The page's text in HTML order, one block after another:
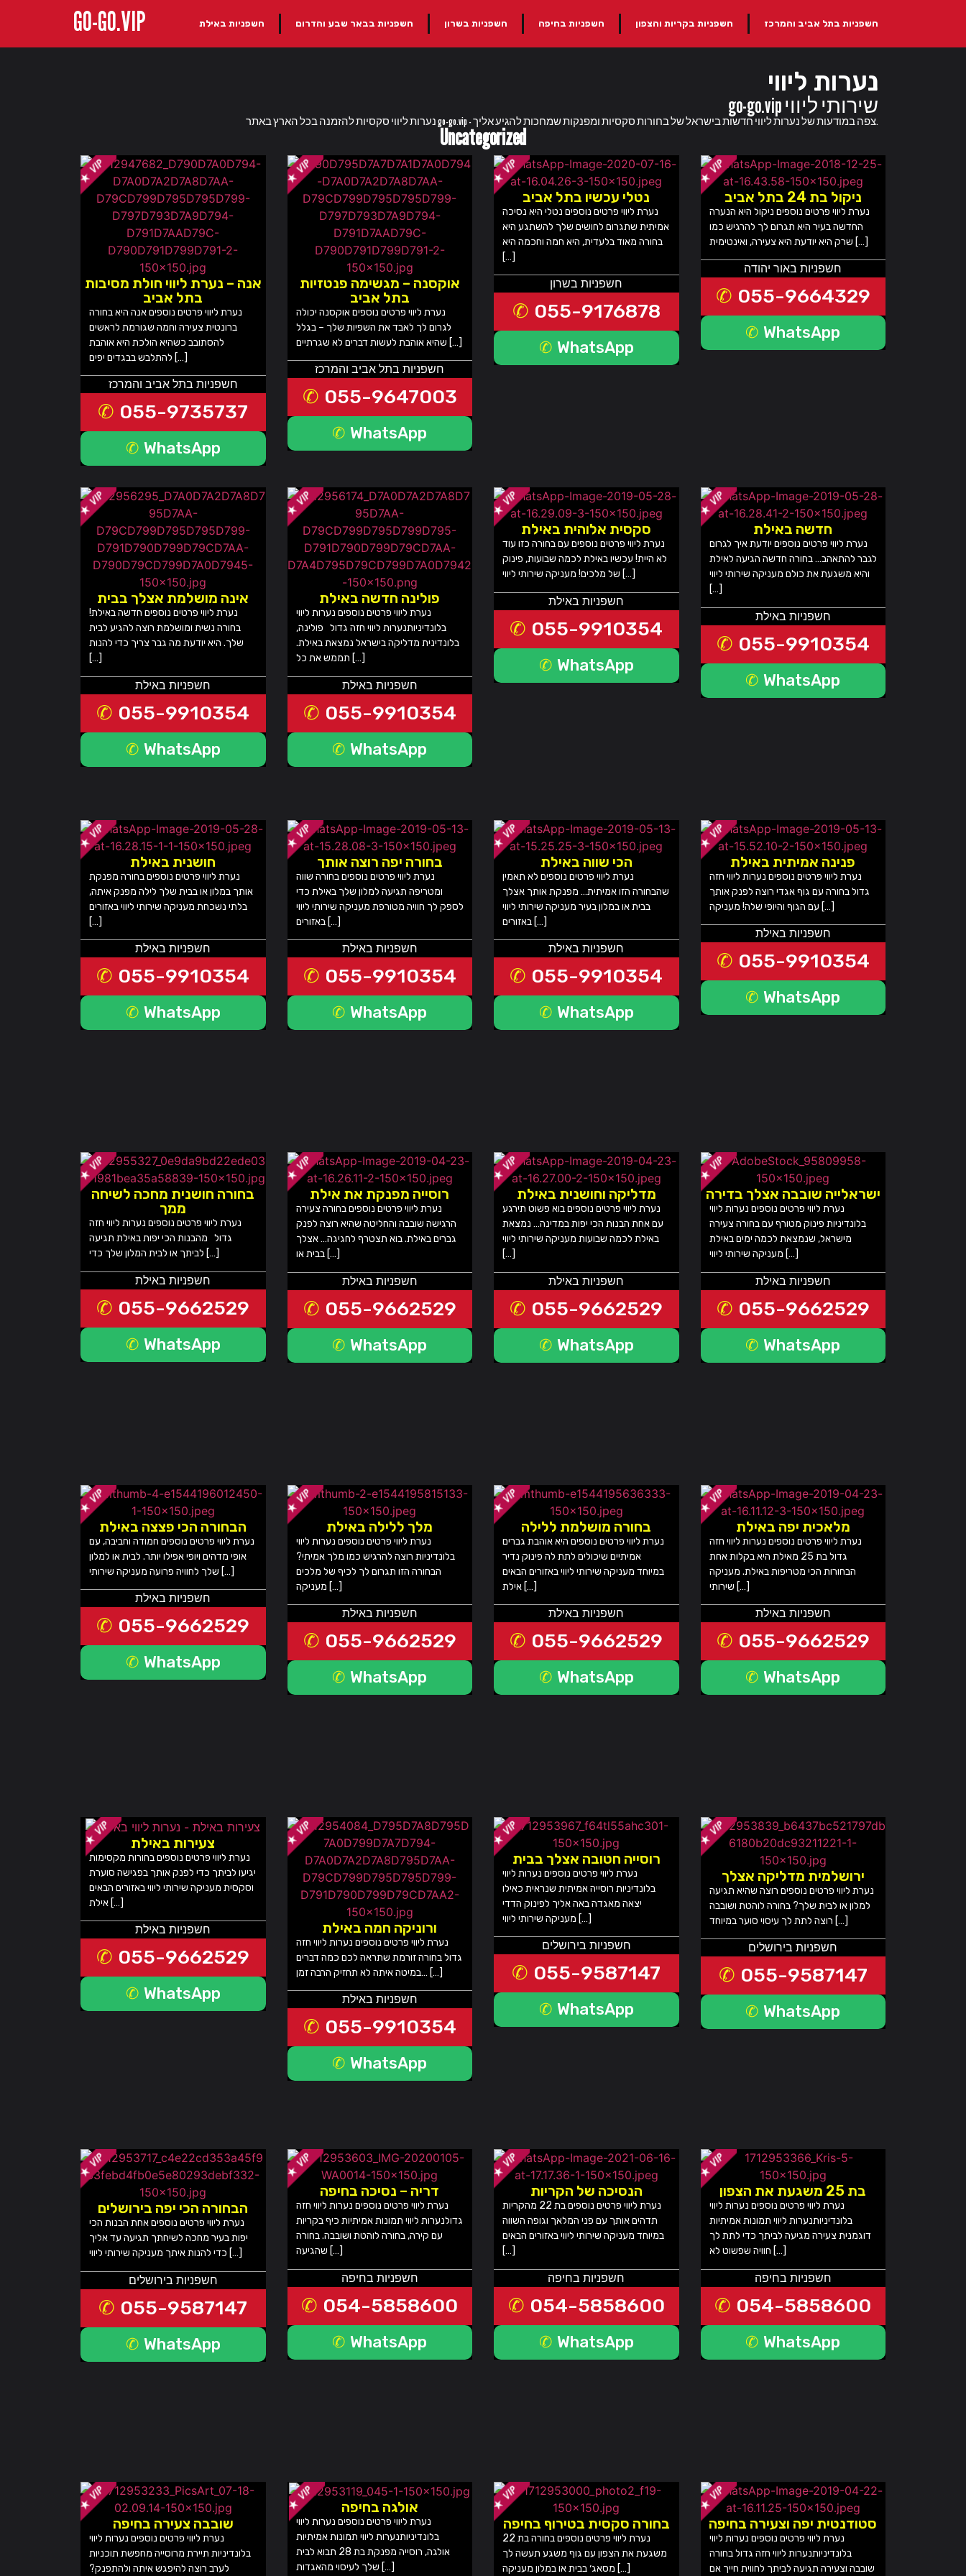
GO-GO.VIP חשפניות באילת חשפניות בבאר שבע והדרום חשפניות בשרון חשפניות בחיפה חשפניות בקריות והצפון חשפניות בתל אביב והמרכז
נערות ליווי
go-go.vip שירותי ליווי
נערות ליווי סקסיות להזמנה בכל הארץ באתר go-go.vip - צפה במודעות של נערות ליווי חדשות בישראל של בחורות סקסיות ומפנקות שמחכות להגיע אליך.
Uncategorized
אנה – נערת ליווי חולת מסיבות
בתל אביב
נערת ליווי פרטים נוספים אנה היא בחורה
ברונטית צעירה וחמה שגורמת לראשים
להסתובב כשהיא הולכת היא אוהבת
להתלבש בבגדים יפים […]
חשפניות בתל אביב והמרכז
055-9735737
WhatsApp
אוקסנה – מגשימה פנטזיות
בתל אביב
נערת ליווי פרטים נוספים אוקסנה יכולה
לגרום לך לאבד את השפיות שלך – בגלל
שהיא אוהבת לעשות דברים לא שגרתיים […]
חשפניות בתל אביב והמרכז
055-9647003
WhatsApp
נטלי עכשיו בתל אביב
נערת ליווי פרטים נוספים נטלי היא נסיכה
אמיתית שתגרום לחושים שלך להשתגע היא
בחורה מאוד בלעדית, היא חמה וחכמה היא
[…]
חשפניות בשרון
055-9176878
WhatsApp
ניקול בת 24 בתל אביב
נערת ליווי פרטים נוספים ניקול היא הנערה
החדשה בעיר היא תגרום לך להרגיש כמו
שרק היא יודעת היא צעירה, ואינטימית […]
חשפניות באור יהודה
055-9664329
WhatsApp
אינה מושלמת אצלך בבית
נערת ליווי פרטים נוספים חדשה באילת!
בחורה נשית ומושלמת רוצה להגיע לבית
שלך. היא יודעת מה גבר צריך כדי להנות
[…]
חשפניות באילת
055-9910354
WhatsApp
פולינה חדשה באילת
נערת ליווי פרטים נוספים נערות ליווי
בלונדיניותנערות ליווי חזה גדול פולינה,
בלונדינית מדליקה בישראל נמצאת באילת.
תממש את כל […]
חשפניות באילת
055-9910354
WhatsApp
סקסית אלוהית באילת
נערת ליווי פרטים נוספים עם בחורה כזו עוד
לא היית! עכשיו באילת לכמה שבועות, פינוק
של מלכים! מעניקה שירותי ליווי […]
חשפניות באילת
055-9910354
WhatsApp
חדשה באילת
נערת ליווי פרטים נוספים יודעת איך לגרום
לגבר להתאהב… בחורה חדשה הגיעה לאילת
והיא משגעת את כולם מעניקה שירותי ליווי
[…]
חשפניות באילת
055-9910354
WhatsApp
חושנית באילת
נערת ליווי פרטים נוספים בחורה מפנקת
אותך במלון או בבית שלך לילה מפנק איתה,
בלתי נשכחת מעניקה שירותי ליווי באזורים
[…]
חשפניות באילת
055-9910354
WhatsApp
בחורה יפה רוצה אותך
נערת ליווי פרטים נוספים בחורה שווה
ומטריפה תגיעה למלון שלך באילת כדי
לספק לך חוויה מטורפת מעניקה שירותי ליווי
באזורים […]
חשפניות באילת
055-9910354
WhatsApp
הכי שווה באילת
נערת ליווי פרטים נוספים לא תאמין
שהבחורה הזו אמיתית… מפנקת אותך אצלך
בבית או במלון בעיר מעניקה שירותי ליווי
באזורים […]
חשפניות באילת
055-9910354
WhatsApp
פנינה אמיתית באילת
נערת ליווי פרטים נוספים נערות ליווי חזה
גדול בחורה עם גוף אגדי רוצה לפנק אותך
עם הגוף והיופי שלה! מעניקה […]
חשפניות באילת
055-9910354
WhatsApp
בחורה חושנית מחכה לשיחה
ממך
נערת ליווי פרטים נוספים נערות ליווי חזה
גדול מהבנות הכי יפות באילת תגיעה
לביתך או לבית המלון שלך כדי […]
חשפניות באילת
055-9662529
WhatsApp
רוסייה מפנקת את אילת
נערת ליווי פרטים נוספים בחורה צעירה
הרגישה שובבה והחליטה שהיא רוצה לפנק
גברים באילת. בוא תצטרף לחגיגה… אצלך
בבית או […]
חשפניות באילת
055-9662529
WhatsApp
מדליקה וחושנית באילת
נערת ליווי פרטים נוספים בוא פשוט תירגע
עם אחת הבנות הכי יפות במדינה… נמצאת
באילת לכמה שבועות מעניקה שירותי ליווי
[…]
חשפניות באילת
055-9662529
WhatsApp
ישראלייה שובבה אצלך בדירה
נערת ליווי פרטים נוספים נערות ליווי
בלונדיניות פינוק מטורף עם בחורה צעירה
מישראל, שנמצאת לכמה ימים באילת
מעניקה שירותי ליווי […]
חשפניות באילת
055-9662529
WhatsApp
הבחורה הכי פצצה באילת
נערת ליווי פרטים נוספים חמודה וחביבה, עם
אופי מדהים ויופי אפילו יותר. לבית או למלון
שלך לחוויה פרועה מעניקה שירותי […]
חשפניות באילת
055-9662529
WhatsApp
מלך ללילה באילת
נערת ליווי פרטים נוספים נערות ליווי
בלונדיניות רוצה להרגיש כמו מלך אמיתי?
הבחורה הזו תגרום לך לכיף של מלכים
מעניקה […]
חשפניות באילת
055-9662529
WhatsApp
בחורה מושלמת ללילה
נערת ליווי פרטים נוספים היא אוהבת גברים
אמיתיים שיכולים לתת לה פינוק נדיר
במיוחד מעניקה שירותי ליווי באזורים הבאים
אילת […]
חשפניות באילת
055-9662529
WhatsApp
מלאכית יפה באילת
נערת ליווי פרטים נוספים נערות ליווי חזה
גדול בת 25 מאילת היא בקלות אחת
הבחורות הכי מטריפות באילת. מעניקה
שירותי […]
חשפניות באילת
055-9662529
WhatsApp
צעירות באילת
נערת ליווי פרטים נוספים בחורות מקסימות
יגיעו לביתך כדי לפנק אותך בפגישה סוערת
וסקסית מעניקה שירותי ליווי באזורים הבאים
אילת […]
חשפניות באילת
055-9662529
WhatsApp
ורוניקה חמה באילת
נערת ליווי פרטים נוספים נערות ליווי חזה
גדול בחורה זורמת שתראה לכם כמה דברים
במיטה איתה לא תחזיק הרבה זמן… […]
חשפניות באילת
055-9910354
WhatsApp
רוסייה חטובה אצלך בבית
נערת ליווי פרטים נוספים נערות ליווי
בלונדיניות רוסייה אמיתית שנראית כאילו
יצאה מאגדה באה אליך לפינוק הדדי
מעניקה שירותי ליווי […]
חשפניות בירושלים
055-9587147
WhatsApp
ירושלמית מדליקה אצלך
נערת ליווי פרטים נוספים רוצה שהיא תגיעה
למלון או לבית שלך? בחורה לוהטת ושובבה
רוצה לתת לך עיסוי סוער במיוחד […]
חשפניות בירושלים
055-9587147
WhatsApp
הבחורה הכי יפה בירושלים
נערת ליווי פרטים נוספים אחת הבנות הכי
יפות בעיר מחכה לשיחתך תגיעה עד אליך
כדי להנות איתך מעניקה שירותי ליווי […]
חשפניות בירושלים
055-9587147
WhatsApp
דריה – נסיכה בחיפה
נערת ליווי פרטים נוספים נערות ליווי חזה
גדולנערות ליווי תמונות אמיתיות כיף בקריות
עם קירה, בחורה לוהטת ושובבה. בחורה
שהגיעה […]
חשפניות בחיפה
054-5858600
WhatsApp
הנסיכה של הקריות
נערת ליווי פרטים נוספים בת 22 מהקריות
תדהים אותך עם פני המלאך וגופה השווה
במיוחד מעניקה שירותי ליווי באזורים הבאים
[…]
חשפניות בחיפה
054-5858600
WhatsApp
בת 25 משגעת את הצפון
נערת ליווי פרטים נוספים נערות ליווי
בלונדיניותנערות ליווי תמונות אמיתיות
דוגמנית צעירה מגיעה לביתך כדי לתת לך
חוויה שפשוט לא […]
חשפניות בחיפה
054-5858600
WhatsApp
שובבה צעירה בחיפה
נערת ליווי פרטים נוספים נערות ליווי
בלונדיניות תיירת מרוסייה מחפשת תוכניות
לערב רוצה להיפגש איתה ולהתפנק?
אולגה בחיפה
נערת ליווי פרטים נוספים נערות ליווי
בלונדיניותנערות ליווי תמונות אמיתיות
אולגה, רוסייה מפנקת בת 28 תבוא לבית
שלך לעיסוי מהאגדות […]
בחורה סקסית בטירוף בחיפה
נערת ליווי פרטים נוספים בחורה בת 22
משגעת את הצפון עם גוף משגע תעשה לך
מסאג׳ בבית או במלון מעניקה […]
סטודנטית יפה וצעירה בחיפה
נערת ליווי פרטים נוספים נערות ליווי
בלונדיניותנערות ליווי חזה גדול בחורה
שובבה וצעירה תגיעה לביתך לחווית חייך אם